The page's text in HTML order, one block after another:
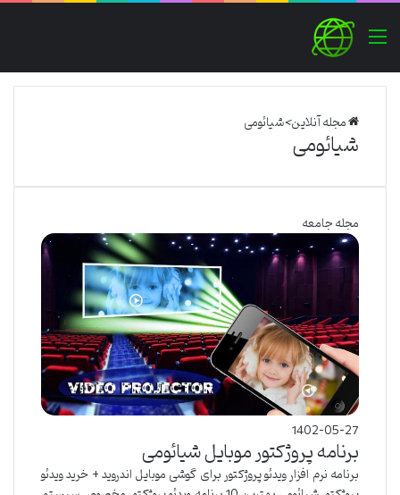
منو
مجله آنلاین>شیائومی
شیائومی
مجله جامعه
1402-05-27
برنامه پروژکتور موبایل شیائومی
برنامه نرم افزار ویدئو پروژکتور برای گوشی موبایل اندروید + خرید ویدئو